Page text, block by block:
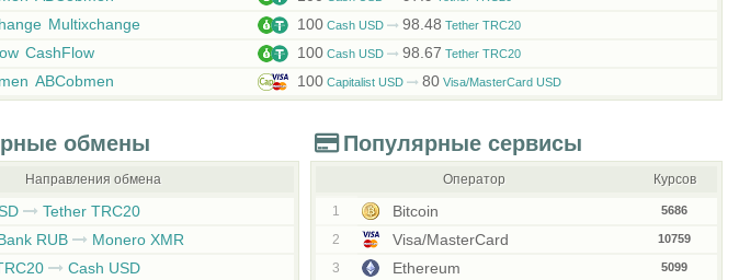
Multixchange 100Cash USD 98.48 Tether TRC20
CashFlow 100Cash USD 98.67 Tether TRC20
ABCobmen 100Capitalist USD 80Visa/MasterCard USD
обмены
Направления обмена
Tether TRC20
RUB
Monero XMR
Cash USD
Популярные сервисы
Оператор Курсов
1 Bitcoin 5686
2 Visa/MasterCard 10759
3 Ethereum 5099